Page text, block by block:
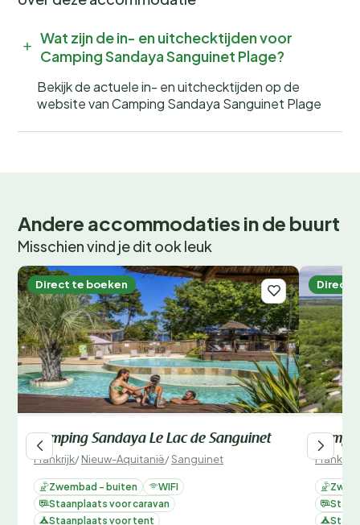
Wat zijn de in- en uitchecktijden voor
Camping Sandaya Sanguinet Plage?
Bekijk de actuele in- en uitchecktijden op de
website van Camping Sandaya Sanguinet Plage
Andere accommodaties in de buurt
Misschien vind je dit ook leuk
Direct te boeken
Camping Sandaya Le Lac de Sanguinet
Frankrijk/Nieuw-Aquitanië/Sanguinet
Zwembad - buiten
WIFI
Staanplaats voor caravan
Staanplaats voor tent
Direct
Frankrijk